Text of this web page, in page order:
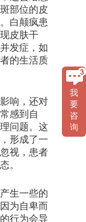
部位的皮
白颠疯患
皮肤干
发症，如
的生活质
响，还对
感到自
问题。这
形成了一
视，患者
。
生一些的
为自卑而
行为会导
我
要
咨
询